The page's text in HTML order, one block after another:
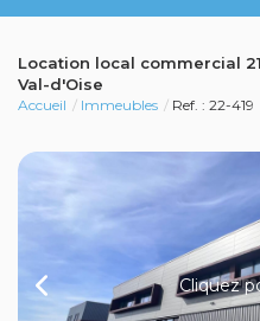
Nous rejoindre
Locations
Estimation
L'agence
Location local commercial
Val-d'Oise
Accueil Immeubles Ref. : 22-419
Cliquez